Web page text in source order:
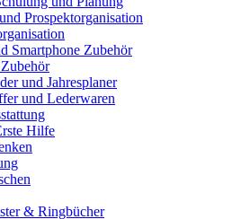
Prospektorganisation
Smartphone Zubehör
und Jahresplaner
und Lederwaren
Hilfe
& Ringbücher